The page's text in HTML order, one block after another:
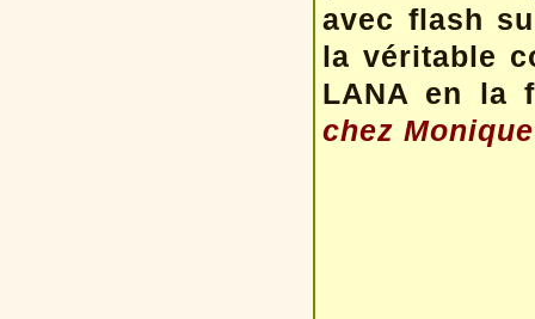
avec flash
la véritable
LANA en la
chez